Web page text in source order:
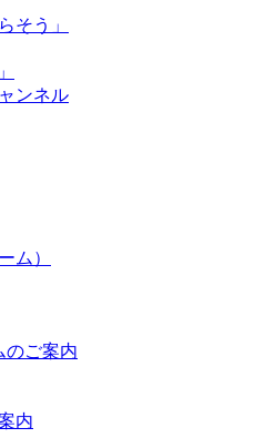
そう」
ンネル
ム）
のご案内
内